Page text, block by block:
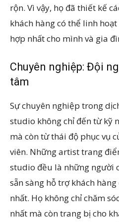
rộn. Vì vậy, họ đã thiết kế
khách hàng có thể linh
hợp nhất cho mình và gia
Chuyên nghiệp: Đội
tâm
Sự chuyên nghiệp trong
studio không chỉ đến từ kỹ
mà còn từ thái độ phục vụ
viên. Những artist trang
studio đều là những người
sẵn sàng hỗ trợ khách
nhất. Họ không chỉ chăm
nhất mà còn trang bị cho